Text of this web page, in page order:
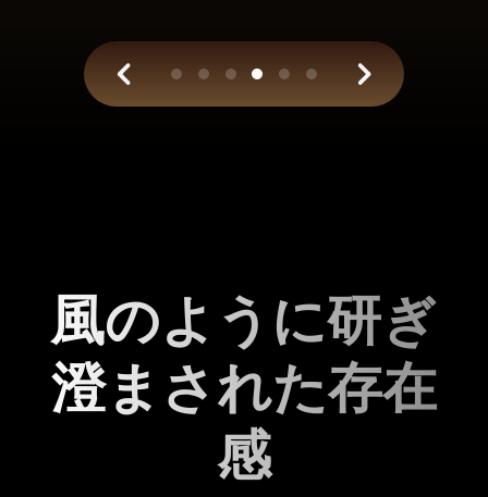
風のように研ぎ
澄まされた存在
感